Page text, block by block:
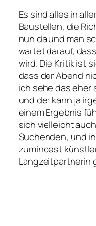
Es sind alles in
Baustellen, die
nun da und man
wartet darauf,
wird. Die Kritik ist
dass der Abend
ich sehe das eher
und der kann ja
einem Ergebnis
sich vielleicht
Suchenden, und
zumindest
Langzeitpartnerin